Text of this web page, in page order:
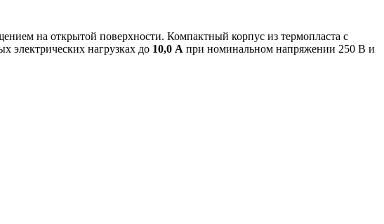
на открытой поверхности. Компактный корпус из термопласта с
электрических нагрузках до 10,0 А при номинальном напряжении 250 В и